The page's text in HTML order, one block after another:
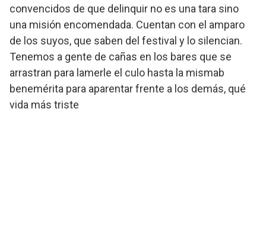
convencidos de que delinquir no es una tara sino
una misión encomendada. Cuentan con el amparo
de los suyos, que saben del festival y lo silencian.
Tenemos a gente de cañas en los bares que se
arrastran para lamerle el culo hasta la mismab
benemérita para aparentar frente a los demás, qué
vida más triste